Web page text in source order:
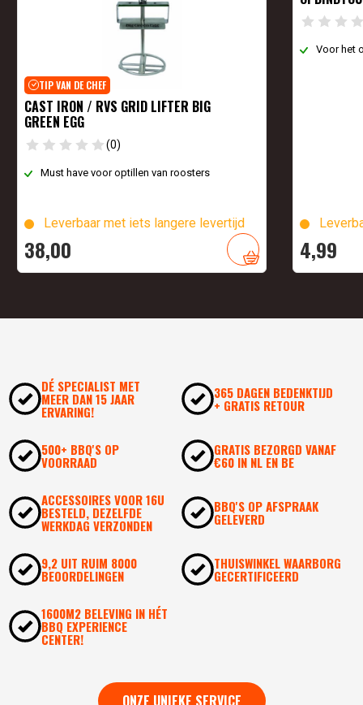
TIP VAN DE CHEF
CAST IRON / RVS GRID LIFTER BIG
GREEN EGG
(0)
Must have voor optillen van roosters
Leverbaar met iets langere levertijd
38,00
Voor het
4,99
DÉ SPECIALIST MET
MEER DAN 15 JAAR
ERVARING!
365 DAGEN BEDENKTIJD
+ GRATIS RETOUR
500+ BBQ'S OP
VOORRAAD
GRATIS BEZORGD VANAF
€60 IN NL EN BE
ACCESSOIRES VOOR 16U
BESTELD, DEZELFDE
WERKDAG VERZONDEN
BBQ'S OP AFSPRAAK
GELEVERD
9,2 UIT RUIM 8000
BEOORDELINGEN
THUISWINKEL WAARBORG
GECERTIFICEERD
1600M2 BELEVING IN HÉT
BBQ EXPERIENCE
CENTER!